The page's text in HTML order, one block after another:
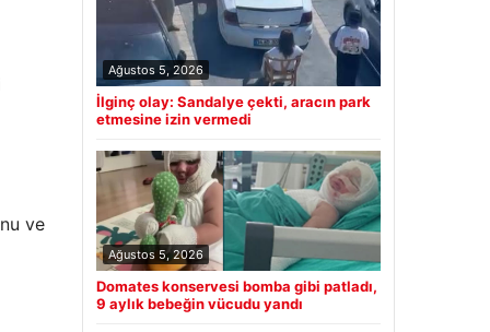
ve
Ağustos 5, 2026
İlginç olay: Sandalye çekti, aracın park
etmesine izin vermedi
Ağustos 5, 2026
Domates konservesi bomba gibi patladı,
9 aylık bebeğin vücudu yandı